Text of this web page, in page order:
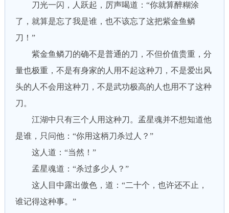
刀光一闪，人跃起，厉声喝道：“你就算醉糊涂
了，就算是忘了我是谁，也不该忘了这把紫金鱼鳞
刀！”
紫金鱼鳞刀的确不是普通的刀，不但价值贵重，分
量也极重，不是有身家的人用不起这种刀，不是爱出风
头的人不会用这种刀，不是武功极高的人也用不了这种
刀。
江湖中只有三个人用这种刀。孟星魂并不想知道他
是谁，只问他：“你用这柄刀杀过人？”
这人道：“当然！”
孟星魂道：“杀过多少人？”
这人目中露出傲色，道：“二十个，也许还不止，
谁记得这种事。”